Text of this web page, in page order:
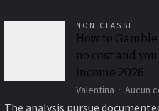
NON CLASSÉ
How to
no cost and
income 2026
Valentina Aucun
The analysis pursue